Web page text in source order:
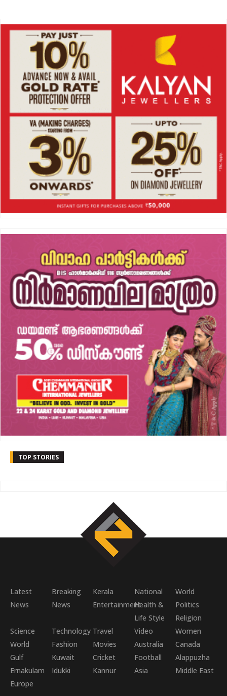
TOP STORIES
Latest
News
Breaking
News
Kerala National
World
EntertainmentHealth &
Life Style
Politics
Religion
Science
World
Technology Travel Video
Women
Fashion
Movies Australia
Canada
Gulf
Kuwait Cricket Football
Alappuzha
Ernakulam
Idukki Kannur Asia
Middle East
Europe